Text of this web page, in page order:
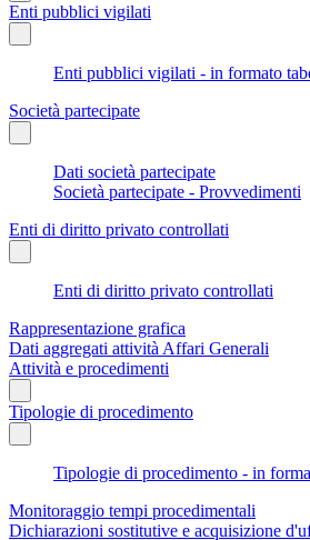
Enti pubblici vigilati
Enti pubblici vigilati - in formato
Società partecipate
Dati società partecipate
Società partecipate - Provvedimenti
Enti di diritto privato controllati
Enti di diritto privato controllati
Rappresentazione grafica
Dati aggregati attività Affari Generali
Attività e procedimenti
Tipologie di procedimento
Tipologie di procedimento - in
Monitoraggio tempi procedimentali
Dichiarazioni sostitutive e acquisizione